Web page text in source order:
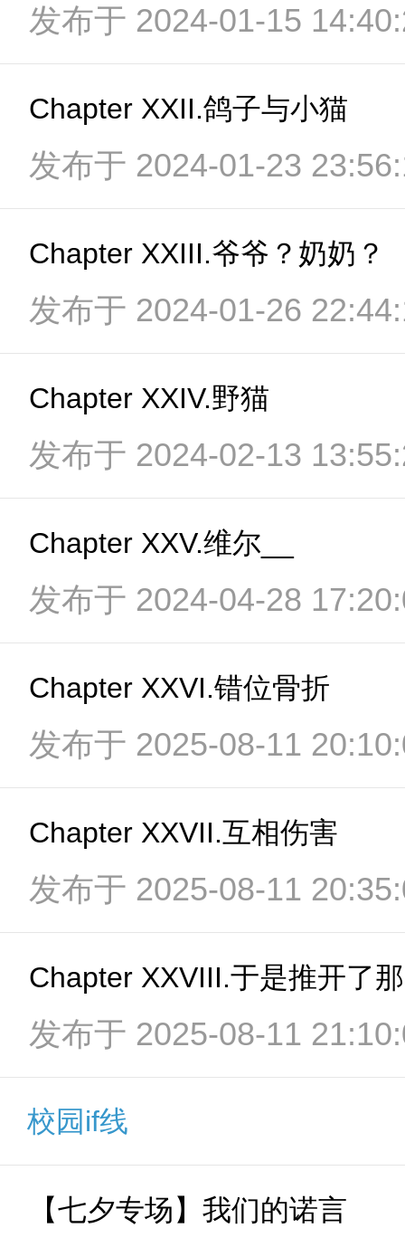
发布于 2024-01-15
Chapter XXII.鸽子与小猫
发布于 2024-01-23
Chapter XXIII.爷爷？奶奶？
发布于 2024-01-26
Chapter XXIV.野猫
发布于 2024-02-13
Chapter XXV.维尔__
发布于 2024-04-28
Chapter XXVI.错位骨折
发布于 2025-08-11
Chapter XXVII.互相伤害
发布于 2025-08-11
Chapter XXVIII.于是推开了
发布于 2025-08-11
校园if线
【七夕专场】我们的诺言